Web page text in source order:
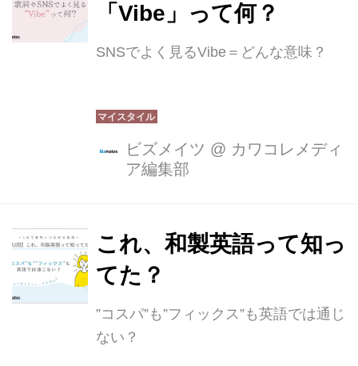
「Vibe」って何？
SNSでよく見るVibe＝どんな意味？
ビズメイツ @ カワコレメディ
ア編集部
これ、和製英語って知っ
てた？
”コスパ”も”フィックス”も英語では通じ
ない？